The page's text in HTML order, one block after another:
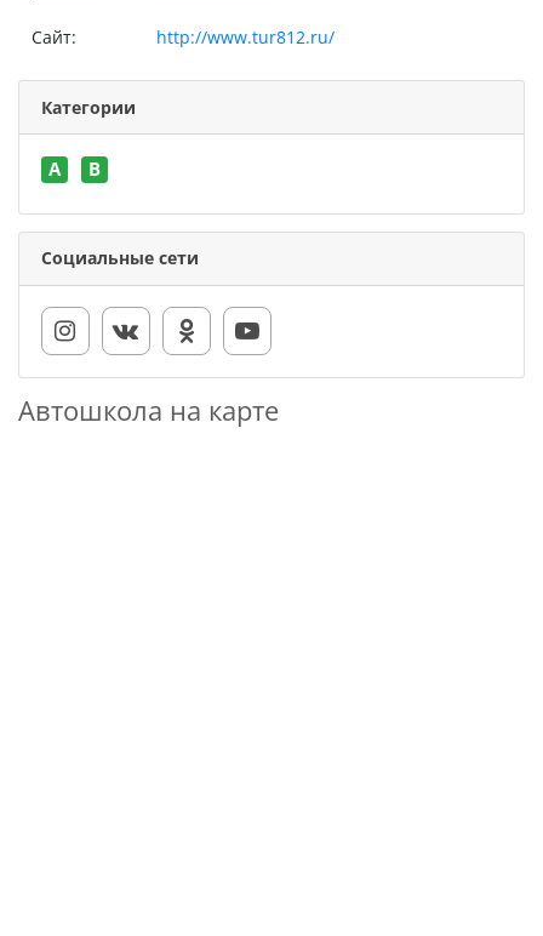
Сайт: http://www.tur812.ru/
Категории
A B
Социальные сети
Автошкола на карте